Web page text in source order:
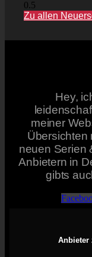
Zu allen
Hey,
meiner
Übersichten
neuen Serien
Anbietern in
gibts
Anbieter